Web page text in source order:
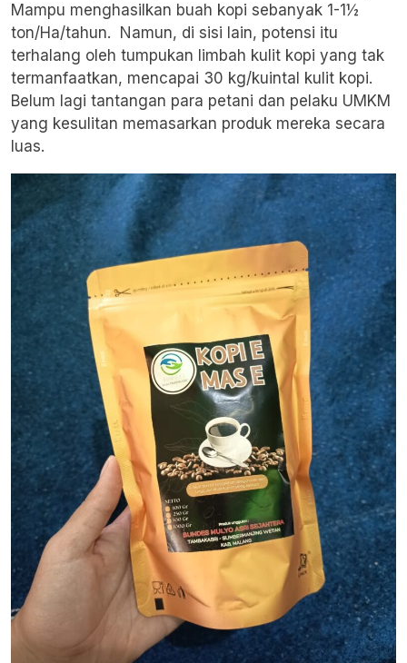
Mampu menghasilkan buah kopi sebanyak 1-1½
ton/Ha/tahun. Namun, di sisi lain, potensi itu
terhalang oleh tumpukan limbah kulit kopi yang tak
termanfaatkan, mencapai 30 kg/kuintal kulit kopi.
Belum lagi tantangan para petani dan pelaku UMKM
yang kesulitan memasarkan produk mereka secara
luas.